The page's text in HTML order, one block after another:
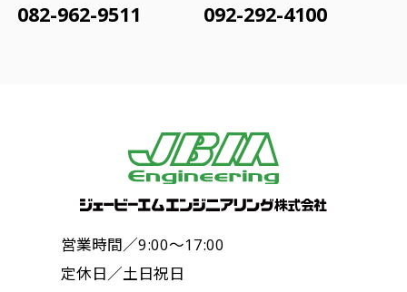
082-962-9511 092-292-4100
営業時間／9:00〜17:00
定休日／土日祝日